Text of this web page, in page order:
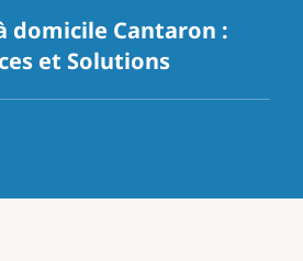
domicile Cantaron :
et Solutions